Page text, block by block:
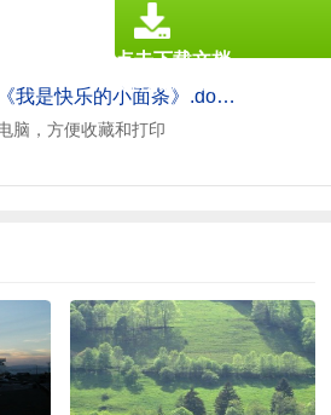
《幼儿园大班音乐教案《我是快乐的小面条》.doc》
脑，方便收藏和打印
点击下载文档
文档为doc格式